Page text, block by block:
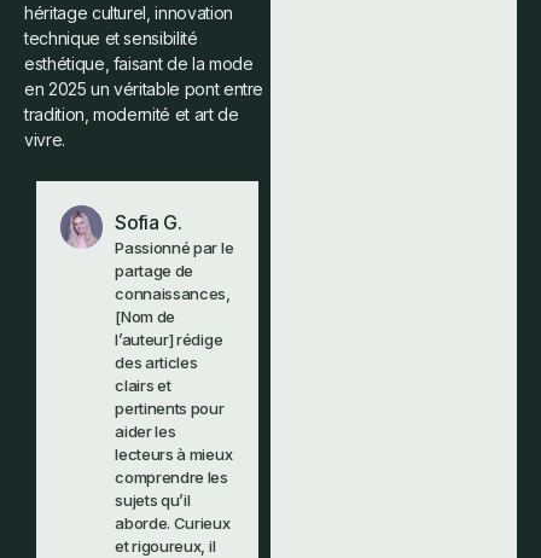
héritage culturel, innovation
technique et sensibilité
esthétique, faisant de la mode
en 2025 un véritable pont entre
tradition, modernité et art de
vivre.
Sofia G.
Passionné par le
partage de
connaissances,
[Nom de
l’auteur] rédige
des articles
clairs et
pertinents pour
aider les
lecteurs à mieux
comprendre les
sujets qu’il
aborde. Curieux
et rigoureux, il